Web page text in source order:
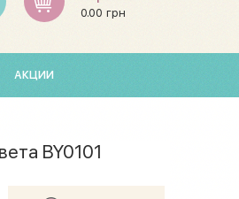
0.00 грн
АКЦИИ
BY0101